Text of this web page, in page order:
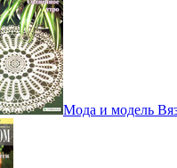
Мода и модель